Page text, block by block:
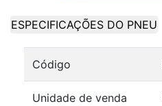
ESPECIFICAÇÕES DO PNEU
Código
Unidade de venda